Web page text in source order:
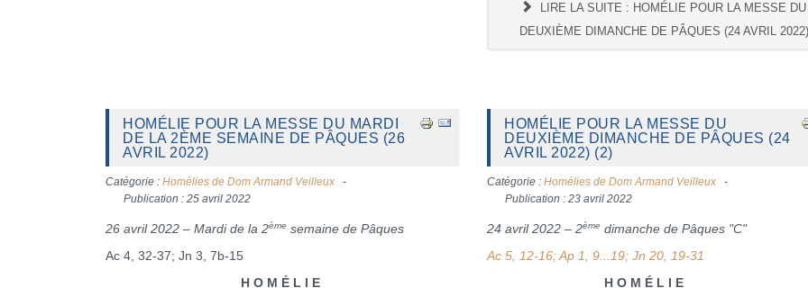
LIRE LA SUITE : HOMÉLIE POUR LA MESSE DU
DEUXIÈME DIMANCHE DE PÂQUES (24 AVRIL 2022)
HOMÉLIE POUR LA MESSE DU MARDI
DE LA 2ÈME SEMAINE DE PÂQUES (26
AVRIL 2022)
Catégorie : Homélies de Dom Armand Veilleux
Publication : 25 avril 2022
26 avril 2022 – Mardi de la 2ème semaine de Pâques
Ac 4, 32-37; Jn 3, 7b-15
H O M É L I E
HOMÉLIE POUR LA MESSE DU
DEUXIÈME DIMANCHE DE PÂQUES (24
AVRIL 2022) (2)
Catégorie :Homélies de Dom Armand Veilleux
Publication : 23 avril 2022
24 avril 2022 – 2ème dimanche de Pâques "C"
Ac 5, 12-16; Ap 1, 9...19; Jn 20, 19-31
H O M É L I E